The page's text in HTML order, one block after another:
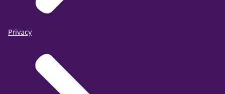
Privacy